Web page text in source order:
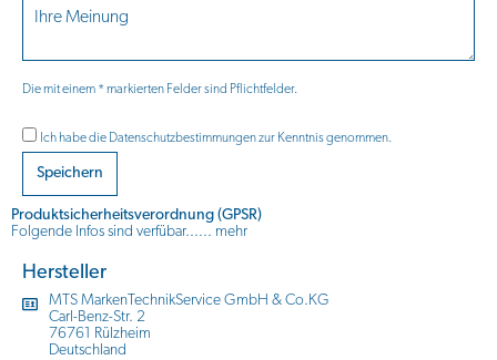
Die mit einem * markierten Felder sind Pflichtfelder.
Ich habe die Datenschutzbestimmungenzur Kenntnis genommen.
Speichern
Produktsicherheitsverordnung (GPSR)
Folgende Infos sind verfübar...... mehr
Hersteller
MTS MarkenTechnikService GmbH & Co.KG
Carl-Benz-Str. 2
76761 Rülzheim
Deutschland